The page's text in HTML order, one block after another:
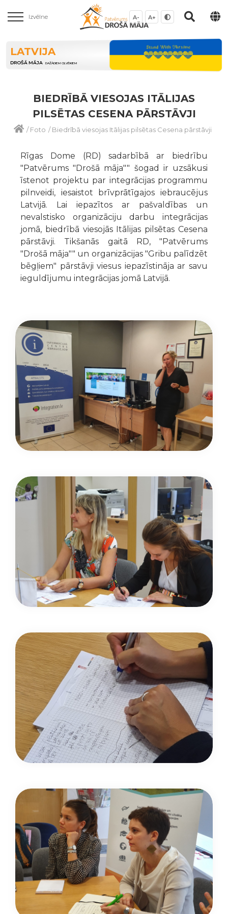
Izvēlne A- A+
LATVIJA
DROŠĀ MĀJA DAŽĀDIEM CILVĒKIEM
BIEDRĪBĀ VIESOJAS ITĀLIJAS
PILSĒTAS CESENA PĀRSTĀVJI
/Foto /Biedrībā viesojas Itālijas pilsētas Cesena pārstāvji
Rīgas Dome (RD) sadarbībā ar biedrību
"Patvērums "Drošā māja"" šogad ir uzsākusi
īstenot projektu par integrācijas programmu
pilnveidi, iesaistot brīvprātīgajos iebraucējus
Latvijā. Lai iepazītos ar pašvaldības un
nevalstisko organizāciju darbu integrācijas
jomā, biedrībā viesojās Itālijas pilsētas Cesena
pārstāvji. Tikšanās gaitā RD, "Patvērums
"Drošā māja"" un organizācijas "Gribu palīdzēt
bēgļiem" pārstāvji viesus iepazīstināja ar savu
ieguldījumu integrācijas jomā Latvijā.